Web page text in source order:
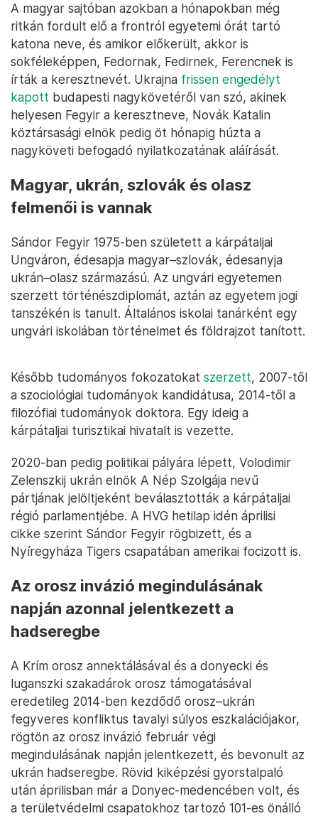
A magyar sajtóban azokban a hónapokban még
ritkán fordult elő a frontról egyetemi órát tartó
katona neve, és amikor előkerült, akkor is
sokféleképpen, Fedornak, Fedirnek, Ferencnek is
írták a keresztnevét. Ukrajna frissen engedélyt
kapott budapesti nagykövetéről van szó, akinek
helyesen Fegyir a keresztneve, Novák Katalin
köztársasági elnök pedig öt hónapig húzta a
nagyköveti befogadó nyilatkozatának aláírását.
Magyar, ukrán, szlovák és olasz
felmenői is vannak
Sándor Fegyir 1975-ben született a kárpátaljai
Ungváron, édesapja magyar–szlovák, édesanyja
ukrán–olasz származású. Az ungvári egyetemen
szerzett történészdiplomát, aztán az egyetem jogi
tanszékén is tanult. Általános iskolai tanárként egy
ungvári iskolában történelmet és földrajzot tanított.
Később tudományos fokozatokat szerzett, 2007-től
a szociológiai tudományok kandidátusa, 2014-től a
filozófiai tudományok doktora. Egy ideig a
kárpátaljai turisztikai hivatalt is vezette.
2020-ban pedig politikai pályára lépett, Volodimir
Zelenszkij ukrán elnök A Nép Szolgája nevű
pártjának jelöltjeként beválasztották a kárpátaljai
régió parlamentjébe. A HVG hetilap idén áprilisi
cikke szerint Sándor Fegyir rögbizett, és a
Nyíregyháza Tigers csapatában amerikai focizott is.
Az orosz invázió megindulásának
napján azonnal jelentkezett a
hadseregbe
A Krím orosz annektálásával és a donyecki és
luganszki szakadárok orosz támogatásával
eredetileg 2014-ben kezdődő orosz–ukrán
fegyveres konfliktus tavalyi súlyos eszkalációjakor,
rögtön az orosz invázió február végi
megindulásának napján jelentkezett, és bevonult az
ukrán hadseregbe. Rövid kiképzési gyorstalpaló
után áprilisban már a Donyec-medencében volt, és
a területvédelmi csapatokhoz tartozó 101-es önálló